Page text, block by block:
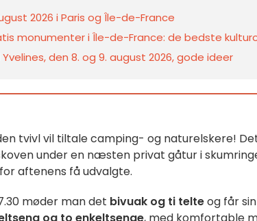
2026 i Paris og Île-de-France
monumenter i Île-de-France: de bedste
den 8. og 9. august 2026, gode ideer
tvivl vil tiltale camping- og naturelskere!
under en næsten privat gåtur i
aftenens få udvalgte.
møder man det bivuak og ti telteog får